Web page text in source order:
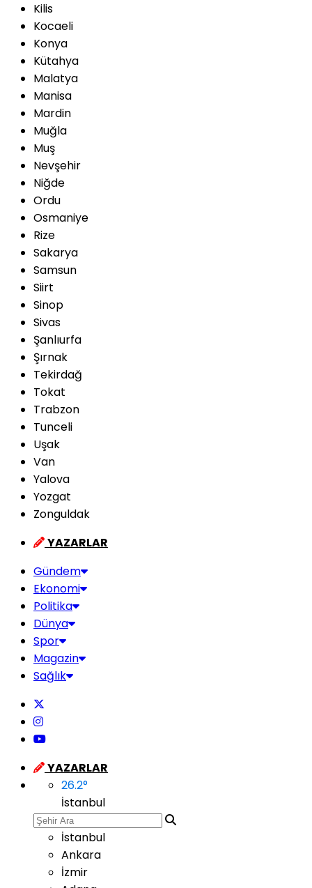
Kilis
Kocaeli
Konya
Kütahya
Malatya
Manisa
Mardin
Muğla
Muş
Nevşehir
Niğde
Ordu
Osmaniye
Rize
Sakarya
Samsun
Siirt
Sinop
Sivas
Şanlıurfa
Şırnak
Tekirdağ
Tokat
Trabzon
Tunceli
Uşak
Van
Yalova
Yozgat
Zonguldak
YAZARLAR
Gündem
Ekonomi
Politika
Dünya
Spor
Magazin
Sağlık
YAZARLAR
26.2°
İstanbul
İstanbul
Ankara
İzmir